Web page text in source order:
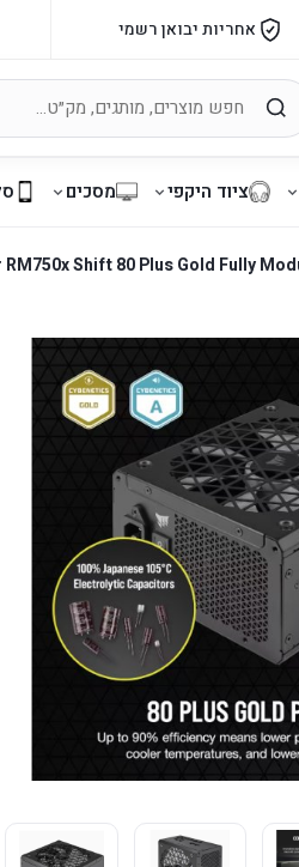
אחריות יבואן רשמי
ציוד היקפי מסכים